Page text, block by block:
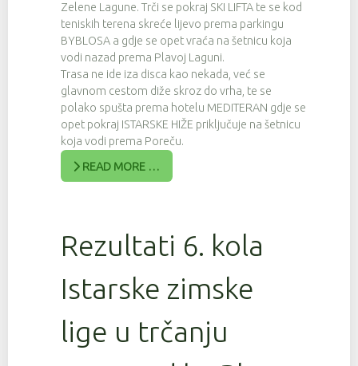
Zelene Lagune. Trči se pokraj SKI LIFTA te se kod
teniskih terena skreće lijevo prema parkingu
BYBLOSA a gdje se opet vraća na šetnicu koja
vodi nazad prema Plavoj Laguni.
Trasa ne ide iza disca kao nekada, već se
glavnom cestom diže skroz do vrha, te se
polako spušta prema hotelu MEDITERAN gdje se
opet pokraj ISTARSKE HIŽE priključuje na šetnicu
koja vodi prema Poreču.
READ MORE …
Rezultati 6. kola
Istarske zimske
lige u trčanju